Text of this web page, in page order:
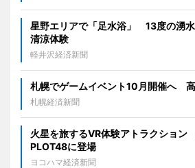
星野エリアで「足水浴」 13度の湧
清涼体験
軽井沢経済新聞
札幌でゲームイベント10月開催へ
札幌経済新聞
火星を旅するVR体験アトラクショ
PLOT48に登場
ヨコハマ経済新聞